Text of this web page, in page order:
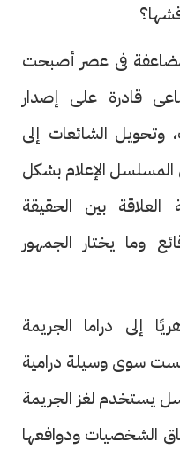
فى عصر أصبحت
قادرة على إصدار
وتحويل الشائعات إلى
المسلسل الإعلام بشكل
بين الحقيقة
وما يختار الجمهور
إلى دراما الجريمة
سوى وسيلة درامية
يستخدم لغز الجريمة
الشخصيات ودوافعها